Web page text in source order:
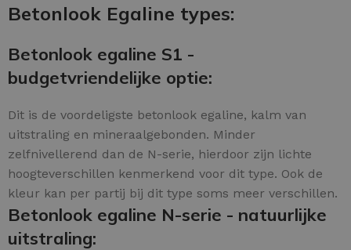
Betonlook Egaline types:
Betonlook egaline S1 -
budgetvriendelijke optie:
Dit is de voordeligste betonlook egaline, kalm van
uitstraling en mineraalgebonden. Minder
zelfnivellerend dan de N-serie, hierdoor zijn lichte
hoogteverschillen kenmerkend voor dit type. Ook de
kleur kan per partij bij dit type soms meer verschillen.
Betonlook egaline N-serie - natuurlijke
uitstraling: